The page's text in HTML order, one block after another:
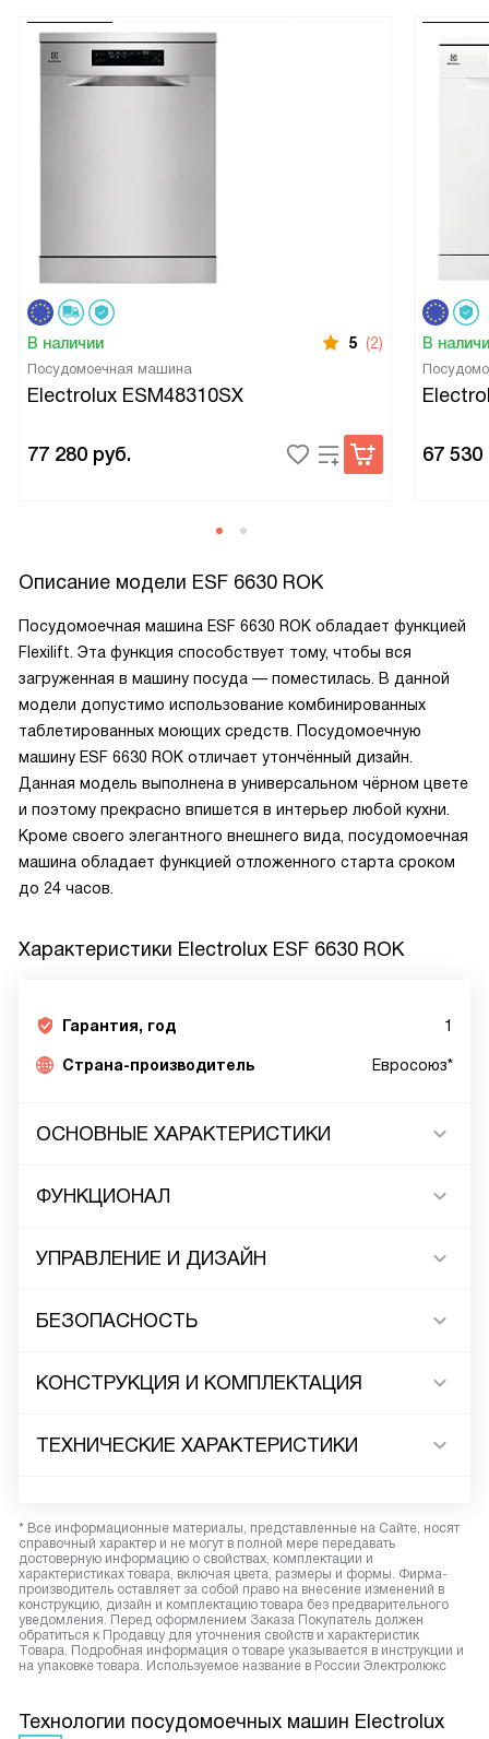
В наличии 5 (2)
Посудомоечная машина
Electrolux ESM48310SX
77 280 руб.
В
67 530
Описание модели ESF 6630 ROK
Посудомоечная машина ESF 6630 ROK обладает функцией
Flexilift. Эта функция способствует тому, чтобы вся
загруженная в машину посуда — поместилась. В данной
модели допустимо использование комбинированных
таблетированных моющих средств. Посудомоечную
машину ESF 6630 ROK отличает утончённый дизайн.
Данная модель выполнена в универсальном чёрном цвете
и поэтому прекрасно впишется в интерьер любой кухни.
Кроме своего элегантного внешнего вида, посудомоечная
машина обладает функцией отложенного старта сроком
до 24 часов.
Характеристики Electrolux ESF 6630 ROK
Гарантия, год 1
Страна-производитель Евросоюз*
ОСНОВНЫЕ ХАРАКТЕРИСТИКИ
ФУНКЦИОНАЛ
УПРАВЛЕНИЕ И ДИЗАЙН
БЕЗОПАСНОСТЬ
КОНСТРУКЦИЯ И КОМПЛЕКТАЦИЯ
ТЕХНИЧЕСКИЕ ХАРАКТЕРИСТИКИ
* Все информационные материалы, представленные на Сайте, носят
справочный характер и не могут в полной мере передавать
достоверную информацию о свойствах, комплектации и
характеристиках товара, включая цвета, размеры и формы. Фирма-
производитель оставляет за собой право на внесение изменений в
конструкцию, дизайн и комплектацию товара без предварительного
уведомления. Перед оформлением Заказа Покупатель должен
обратиться к Продавцу для уточнения свойств и характеристик
Товара. Подробная информация о товаре указывается в инструкции и
на упаковке товара. Используемое название в России Электролюкс
Технологии посудомоечных машин Electrolux